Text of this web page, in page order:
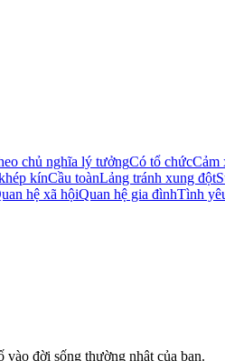
chủ nghĩa lý tưởngCó tổ chứcCảm
kínCầu toànLảng tránh xung đột
hệ xã hộiQuan hệ gia đìnhTình
đời sống thường nhật của bạn.